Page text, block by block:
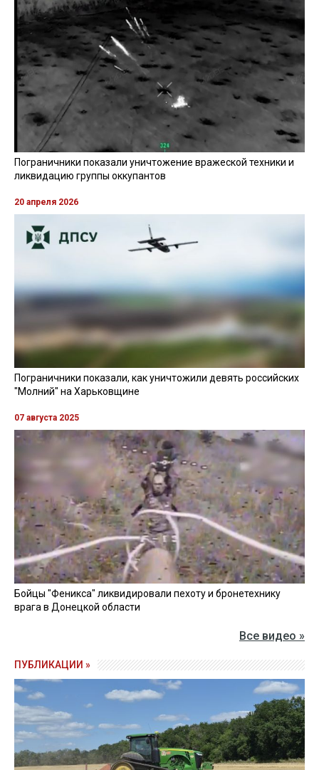
Пограничники показали уничтожение вражеской техники и
ликвидацию группы оккупантов
20 апреля 2026
Пограничники показали, как уничтожили девять российских
"Молний" на Харьковщине
07 августа 2025
Бойцы "Феникса" ликвидировали пехоту и бронетехнику
врага в Донецкой области
Все видео »
ПУБЛИКАЦИИ »